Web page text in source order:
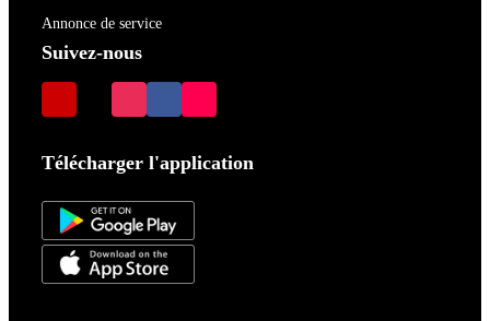
Annonce de service
Suivez-nous
Télécharger l'application